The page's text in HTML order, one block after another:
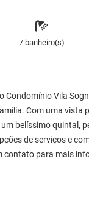
7 banheiro(s)
Vila
Com uma vista
belíssimo quintal,
de serviços e
contato para mais